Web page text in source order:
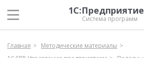
Система программ
Главная
Методические материалы